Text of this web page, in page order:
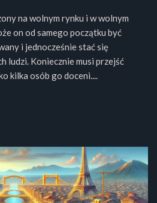
na wolnym rynku i w wolnym
on od samego początku być
i jednocześnie stać się
ludzi. Koniecznie musi przejść
kilka osób go doceni....